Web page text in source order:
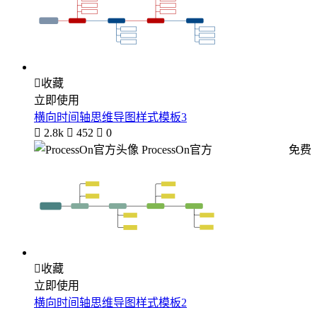
收藏
立即使用
横向时间轴思维导图样式模板3
 2.8k  452  0
ProcessOn官方
免费
收藏
立即使用
横向时间轴思维导图样式模板2